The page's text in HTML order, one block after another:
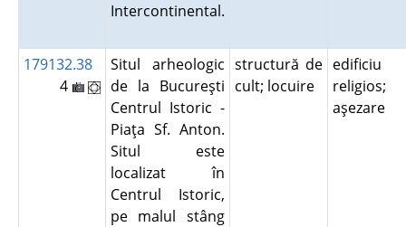
Intercontinental.
179132.38
4
Situl arheologic
de la Bucureşti
Centrul Istoric -
Piaţa Sf. Anton.
Situl este
localizat în
Centrul Istoric,
pe malul stâng
structură de
cult; locuire
edificiu
religios;
aşezare